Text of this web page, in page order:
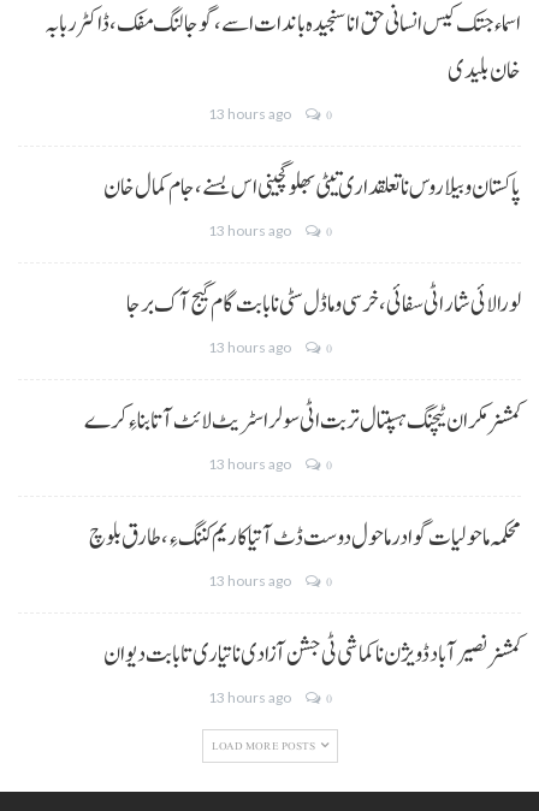
اسماء جتک کیس انسانی حق انا سنجیدہ باندات اسے، گوجالنگ مفک،ڈاکٹر ربابہ
خان بلیدی
13 hours ago 0
پاکستان و بیلاروس نا تعلقداری تیٹی بھلو گچینی اس بسنے، جام کمال خان
13 hours ago 0
لورالائی شار اٹی سفائی، خرسی و ماڈل سٹی نا بابت گام گیج آک برجا
13 hours ago 0
کمشنر مکران ٹیچنگ ہسپتال تربت اٹی سولر اسٹریٹ لائٹ آتا بناءِ کرے
13 hours ago 0
محکمہ ماحولیات گوادر ماحول دوست ڈٹ آتیا کاریم کننگ ءِ، طارق بلوچ
13 hours ago 0
کمشنر نصیر آباد ڈویژن نا کماشی ٹی جشن آزادی نا تیاری تا بابت دیوان
13 hours ago 0
LOAD MORE POSTS